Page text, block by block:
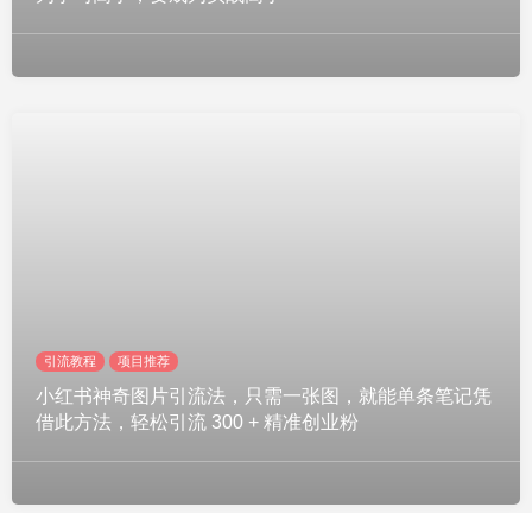
引流教程 项目推荐
小红书神奇图片引流法，只需一张图，就能单条笔记凭
借此方法，轻松引流 300 + 精准创业粉